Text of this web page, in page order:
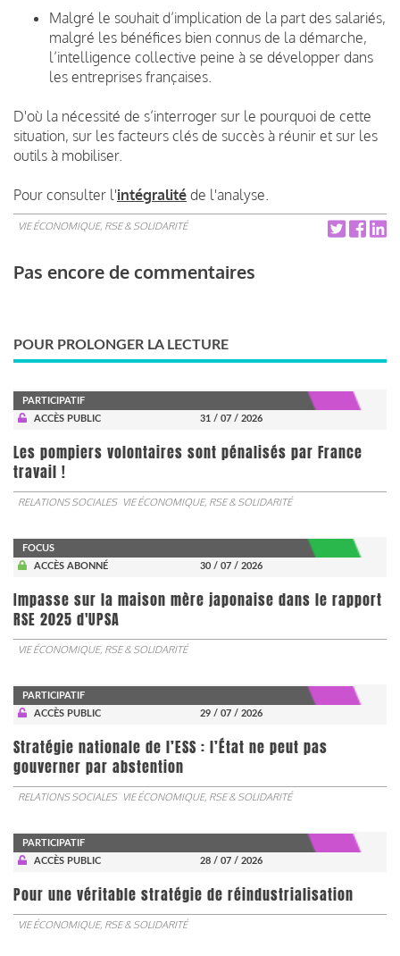
Malgré le souhait d’implication de la part des salariés,
malgré les bénéfices bien connus de la démarche,
l’intelligence collective peine à se développer dans
les entreprises françaises.
D'où la nécessité de s’interroger sur le pourquoi de cette
situation, sur les facteurs clés de succès à réunir et sur les
outils à mobiliser.
Pour consulter l'intégralité de l'analyse.
VIE ÉCONOMIQUE, RSE & SOLIDARITÉ
Pas encore de commentaires
POUR PROLONGER LA LECTURE
PARTICIPATIF
ACCÈS PUBLIC
31 / 07 / 2026
Les pompiers volontaires sont pénalisés par France
travail !
RELATIONS SOCIALES VIE ÉCONOMIQUE, RSE & SOLIDARITÉ
FOCUS
ACCÈS ABONNÉ
30 / 07 / 2026
Impasse sur la maison mère japonaise dans le rapport
RSE 2025 d'UPSA
VIE ÉCONOMIQUE, RSE & SOLIDARITÉ
PARTICIPATIF
ACCÈS PUBLIC
29 / 07 / 2026
Stratégie nationale de l’ESS : l’État ne peut pas
gouverner par abstention
RELATIONS SOCIALES VIE ÉCONOMIQUE, RSE & SOLIDARITÉ
PARTICIPATIF
ACCÈS PUBLIC
28 / 07 / 2026
Pour une véritable stratégie de réindustrialisation
VIE ÉCONOMIQUE, RSE & SOLIDARITÉ